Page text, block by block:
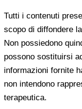
Tutti i contenuti
scopo di diffondere
Non possiedono
possono sostituirsi
informazioni fornite
non intendono
terapeutica.